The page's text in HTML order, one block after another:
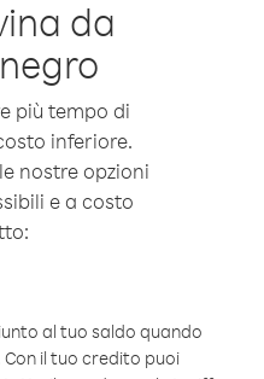
da
più tempo di
inferiore.
nostre opzioni
e a costo
al tuo saldo quando
il tuo credito puoi